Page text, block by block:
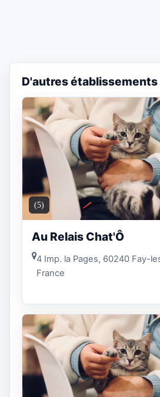
D'autres
(5)
Au Relais Chat'Ô
4 Imp. la Pages, 60240 Fay-
France